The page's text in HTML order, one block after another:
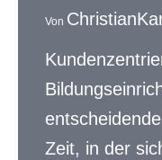
Von
Zeit, in der